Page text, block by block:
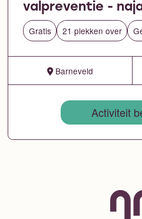
valpreventie -
Gratis 21 plekken over
Barneveld
Activiteit